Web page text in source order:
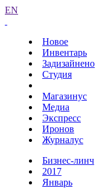
EN
Новое
Инвентарь
Задизайнено
Студия
Магазинус
Медиа
Экспресс
Иронов
Журналус
Бизнес-линч
2017
Январь